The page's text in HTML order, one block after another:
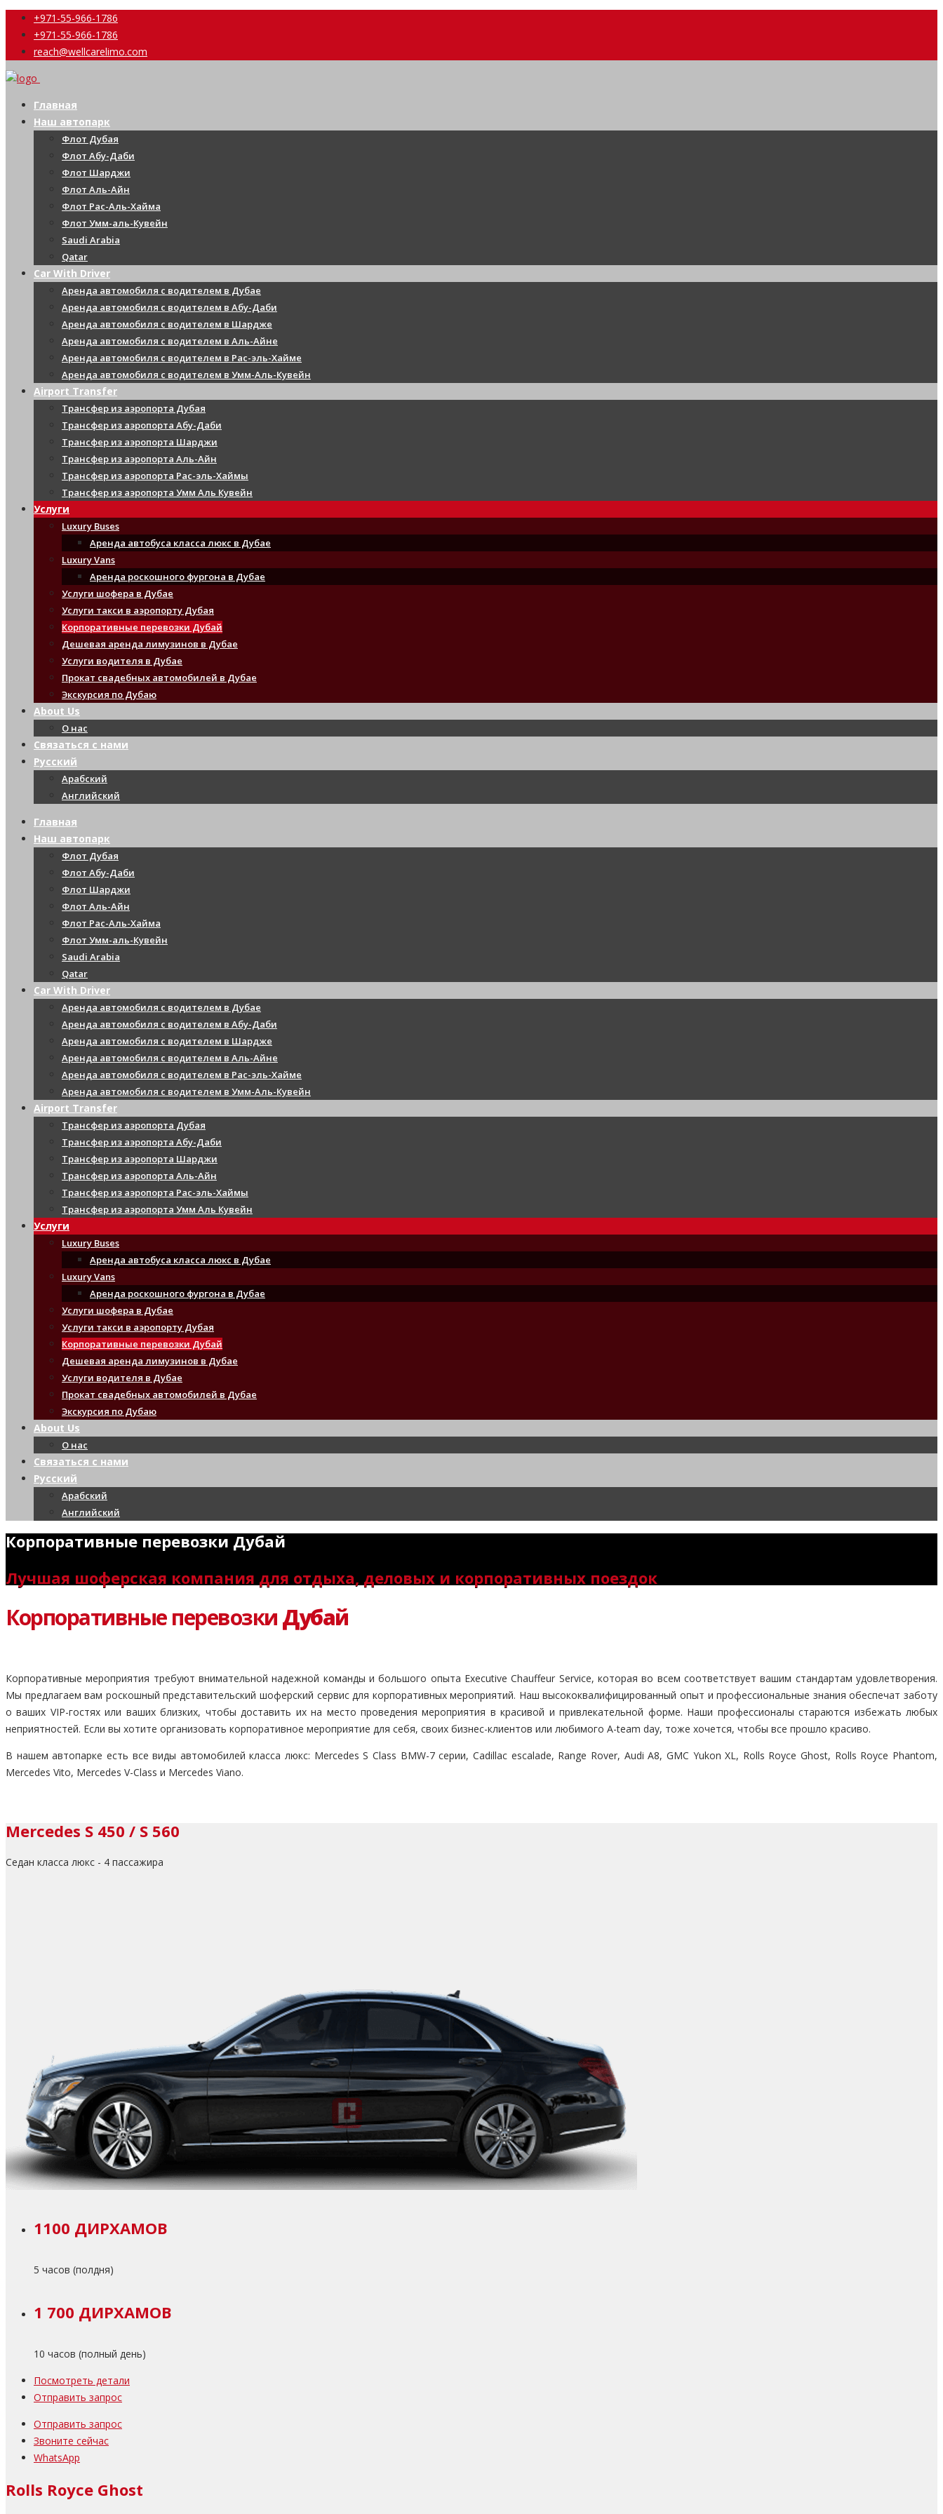
+971-55-966-1786
+971-55-966-1786
reach@wellcarelimo.com
Главная
Наш автопарк
Флот Дубая
Флот Абу-Даби
Флот Шарджи
Флот Аль-Айн
Флот Рас-Аль-Хайма
Флот Умм-аль-Кувейн
Saudi Arabia
Qatar
Car With Driver
Аренда автомобиля с водителем в Дубае
Аренда автомобиля с водителем в Абу-Даби
Аренда автомобиля с водителем в Шардже
Аренда автомобиля с водителем в Аль-Айне
Аренда автомобиля с водителем в Рас-эль-Хайме
Аренда автомобиля с водителем в Умм-Аль-Кувейн
Airport Transfer
Трансфер из аэропорта Дубая
Трансфер из аэропорта Абу-Даби
Трансфер из аэропорта Шарджи
Трансфер из аэропорта Аль-Айн
Трансфер из аэропорта Рас-эль-Хаймы
Трансфер из аэропорта Умм Аль Кувейн
Услуги
Luxury Buses
Аренда автобуса класса люкс в Дубае
Luxury Vans
Аренда роскошного фургона в Дубае
Услуги шофера в Дубае
Услуги такси в аэропорту Дубая
Корпоративные перевозки Дубай
Дешевая аренда лимузинов в Дубае
Услуги водителя в Дубае
Прокат свадебных автомобилей в Дубае
Экскурсия по Дубаю
About Us
О нас
Связаться с нами
Русский
Арабский
Английский
Главная
Наш автопарк
Флот Дубая
Флот Абу-Даби
Флот Шарджи
Флот Аль-Айн
Флот Рас-Аль-Хайма
Флот Умм-аль-Кувейн
Saudi Arabia
Qatar
Car With Driver
Аренда автомобиля с водителем в Дубае
Аренда автомобиля с водителем в Абу-Даби
Аренда автомобиля с водителем в Шардже
Аренда автомобиля с водителем в Аль-Айне
Аренда автомобиля с водителем в Рас-эль-Хайме
Аренда автомобиля с водителем в Умм-Аль-Кувейн
Airport Transfer
Трансфер из аэропорта Дубая
Трансфер из аэропорта Абу-Даби
Трансфер из аэропорта Шарджи
Трансфер из аэропорта Аль-Айн
Трансфер из аэропорта Рас-эль-Хаймы
Трансфер из аэропорта Умм Аль Кувейн
Услуги
Luxury Buses
Аренда автобуса класса люкс в Дубае
Luxury Vans
Аренда роскошного фургона в Дубае
Услуги шофера в Дубае
Услуги такси в аэропорту Дубая
Корпоративные перевозки Дубай
Дешевая аренда лимузинов в Дубае
Услуги водителя в Дубае
Прокат свадебных автомобилей в Дубае
Экскурсия по Дубаю
About Us
О нас
Связаться с нами
Русский
Арабский
Английский
Корпоративные перевозки Дубай
Лучшая шоферская компания для отдыха, деловых и корпоративных поездок
Корпоративные перевозкиДубай
Корпоративные мероприятия требуют внимательной надежной команды и большого опыта Executive Chauffeur Service, которая во всем соответствует вашим стандартам удовлетворения.
Мы предлагаем вам роскошный представительский шоферский сервис для корпоративных мероприятий. Наш высококвалифицированный опыт и профессиональные знания обеспечат заботу
о ваших VIP-гостях или ваших близких, чтобы доставить их на место проведения мероприятия в красивой и привлекательной форме. Наши профессионалы стараются избежать любых
неприятностей. Если вы хотите организовать корпоративное мероприятие для себя, своих бизнес-клиентов или любимого A-team day, тоже хочется, чтобы все прошло красиво.
В нашем автопарке есть все виды автомобилей класса люкс: Mercedes S Class BMW-7 серии, Cadillac escalade, Range Rover, Audi A8, GMC Yukon XL, Rolls Royce Ghost, Rolls Royce Phantom,
Mercedes Vito, Mercedes V-Class и Mercedes Viano.
Mercedes S 450 / S 560
Седан класса люкс - 4 пассажира
1100 ДИРХАМОВ
5 часов (полдня)
1 700 ДИРХАМОВ
10 часов (полный день)
Посмотреть детали
Отправить запрос
Отправить запрос
Звоните сейчас
WhatsApp
Rolls Royce Ghost